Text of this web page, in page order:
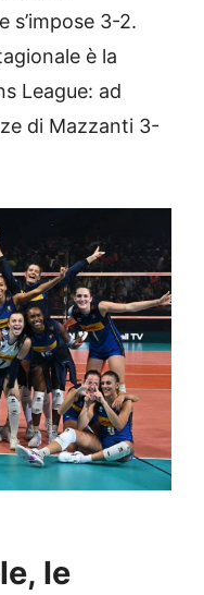
s’impose 3-2.
è la
League: ad
di Mazzanti 3-
le